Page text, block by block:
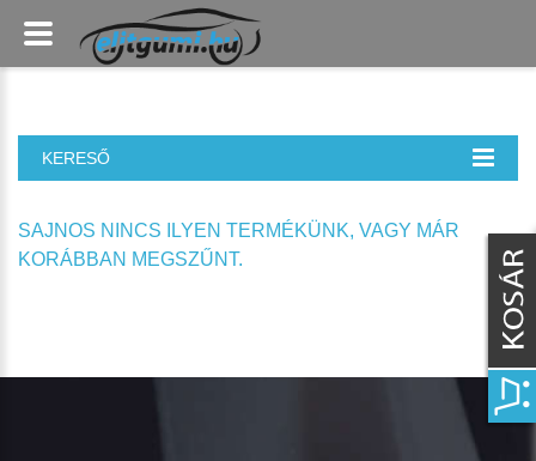
KERESŐ
SAJNOS NINCS ILYEN TERMÉKÜNK, VAGY MÁR
KORÁBBAN MEGSZŰNT.